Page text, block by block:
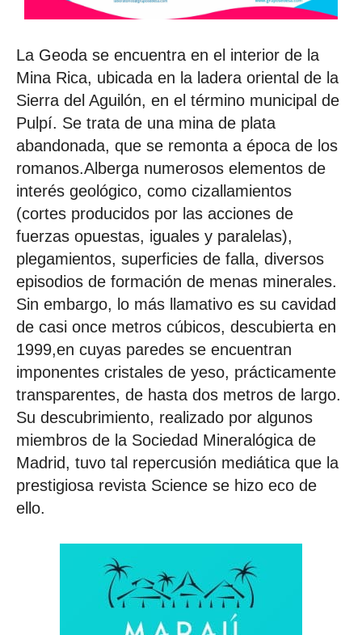
La Geoda se encuentra en el interior de la
Mina Rica, ubicada en la ladera oriental de la
Sierra del Aguilón, en el término municipal de
Pulpí. Se trata de una mina de plata
abandonada, que se remonta a época de los
romanos.Alberga numerosos elementos de
interés geológico, como cizallamientos
(cortes producidos por las acciones de
fuerzas opuestas, iguales y paralelas),
plegamientos, superficies de falla, diversos
episodios de formación de menas minerales.
Sin embargo, lo más llamativo es su cavidad
de casi once metros cúbicos, descubierta en
1999,en cuyas paredes se encuentran
imponentes cristales de yeso, prácticamente
transparentes, de hasta dos metros de largo.
Su descubrimiento, realizado por algunos
miembros de la Sociedad Mineralógica de
Madrid, tuvo tal repercusión mediática que la
prestigiosa revista Science se hizo eco de
ello.